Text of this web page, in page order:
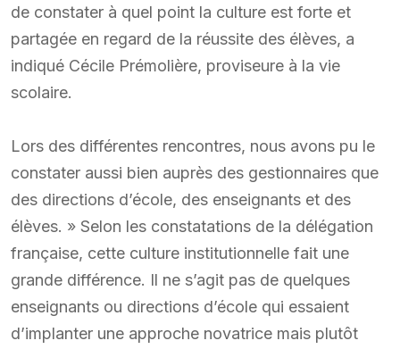
de constater à quel point la culture est forte et
partagée en regard de la réussite des élèves, a
indiqué Cécile Prémolière, proviseure à la vie
scolaire.
Lors des différentes rencontres, nous avons pu le
constater aussi bien auprès des gestionnaires que
des directions d’école, des enseignants et des
élèves. » Selon les constatations de la délégation
française, cette culture institutionnelle fait une
grande différence. Il ne s’agit pas de quelques
enseignants ou directions d’école qui essaient
d’implanter une approche novatrice mais plutôt